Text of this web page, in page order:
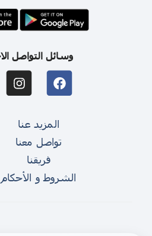
وسائل التواصل
المزيد عنا
تواصل معنا
فريقنا
الشروط و الأحكام